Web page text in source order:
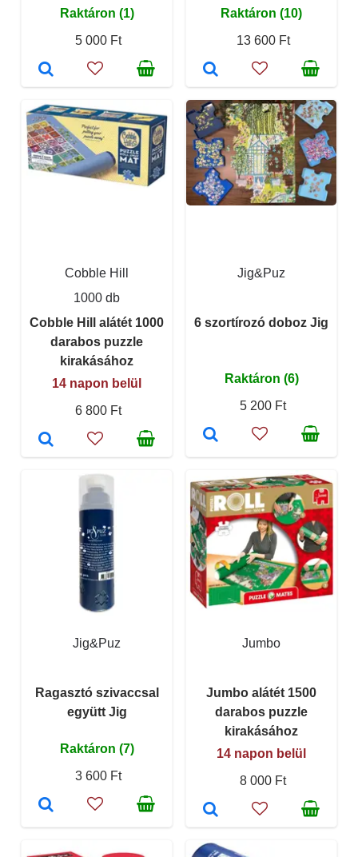
Raktáron (1)
5 000 Ft
Raktáron (10)
13 600 Ft
Cobble Hill
1000 db
Cobble Hill alátét 1000
darabos puzzle
kirakásához
14 napon belül
6 800 Ft
Jig&Puz
6 szortírozó doboz Jig
Raktáron (6)
5 200 Ft
Jig&Puz
Ragasztó szivaccsal
együtt Jig
Raktáron (7)
3 600 Ft
Jumbo
Jumbo alátét 1500
darabos puzzle
kirakásához
14 napon belül
8 000 Ft